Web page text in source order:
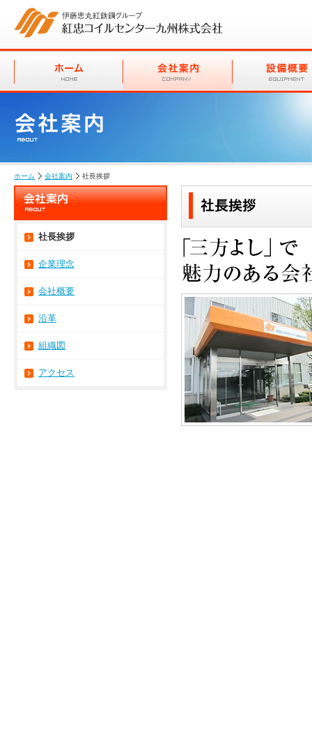
ホーム 会社案内 社長挨拶
社長挨拶
企業理念
会社概要
沿革
組織図
アクセス